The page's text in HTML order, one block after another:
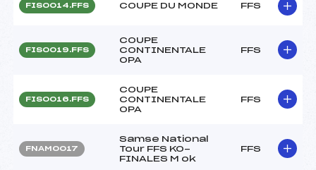
FIS0014.FFS COUPE DU MONDE FFS
FIS0019.FFS
COUPE
CONTINENTALE
OPA
FFS
FIS0016.FFS
COUPE
CONTINENTALE
OPA
FFS
FNAM0017
Samse National
Tour FFS KO-
FINALES M ok
FFS